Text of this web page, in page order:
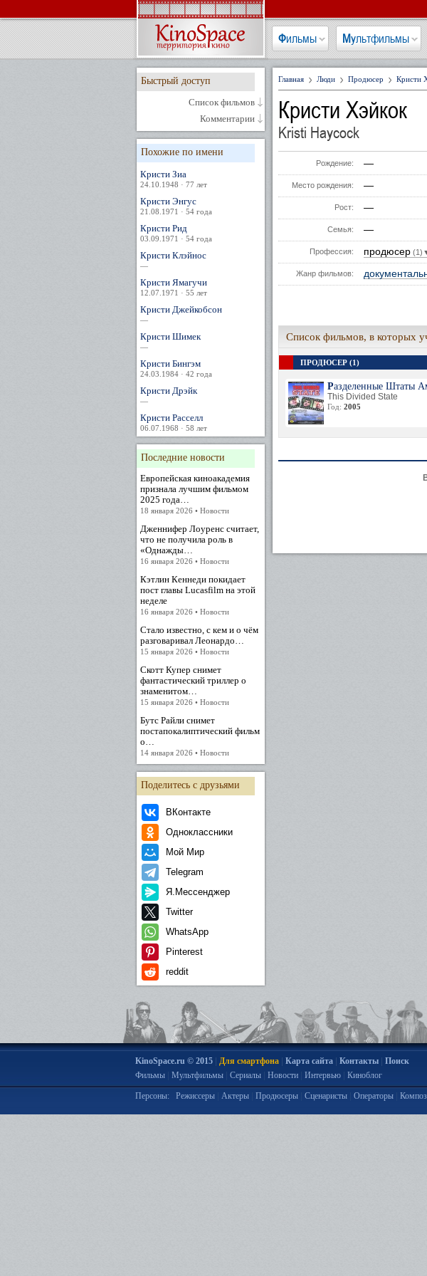
Фильмы Мультфильмы
Быстрый доступ
Список фильмов
Комментарии
Похожие по имени
Кристи Зиа
24.10.1948 · 77 лет
Кристи Энгус
21.08.1971 · 54 года
Кристи Рид
03.09.1971 · 54 года
Кристи Клэйнос
—
Кристи Ямагучи
12.07.1971 · 55 лет
Кристи Джейкобсон
—
Кристи Шимек
—
Кристи Бингэм
24.03.1984 · 42 года
Кристи Дрэйк
—
Кристи Расселл
06.07.1968 · 58 лет
Последние новости
Европейская киноакадемия
признала лучшим фильмом
2025 года…
18 января 2026 • Новости
Дженнифер Лоуренс считает,
что не получила роль в
«Однажды…
16 января 2026 • Новости
Кэтлин Кеннеди покидает
пост главы Lucasfilm на этой
неделе
16 января 2026 • Новости
Стало известно, с кем и о чём
разговаривал Леонардо…
15 января 2026 • Новости
Скотт Купер снимет
фантастический триллер о
знаменитом…
15 января 2026 • Новости
Бутс Райли снимет
постапокалиптический фильм
о…
14 января 2026 • Новости
Поделитесь с друзьями
ВКонтакте
Одноклассники
Мой Мир
Telegram
Я.Мессенджер
Twitter
WhatsApp
Pinterest
reddit
Главная Люди Продюсер Кристи
Кристи Хэйкок
Kristi Haycock
Рождение: —
Место рождения: —
Рост: —
Семья: —
Профессия: продюсер
Жанр фильмов:
Список фильмов, в которых
ПРОДЮСЕР (1)
Разделенные Штаты
This Divided State
Год: 2005
KinoSpace.ru © 2015| Для смартфона| Карта сайта| Контакты| Поиск
Фильмы| Мультфильмы| Сериалы| Новости| Интервью| Киноблог
Персоны: Режиссеры| Актеры| Продюсеры| Сценаристы| Операторы|